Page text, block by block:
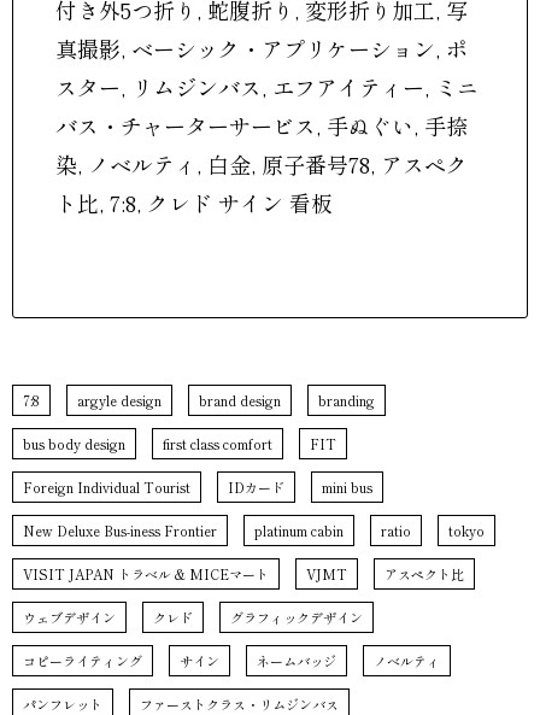
付き外5つ折り, 蛇腹折り, 変形折り加工, 写
真撮影, ベーシック・アプリケーション, ポ
スター, リムジンバス, エフアイティー, ミニ
バス・チャーターサービス, 手ぬぐい, 手捺
染, ノベルティ, 白金, 原子番号78, アスペク
ト比, 7:8, クレド サイン 看板
7:8 argyle design brand design branding
bus body design first class comfort FIT
Foreign Individual Tourist IDカード mini bus
New Deluxe Bus-iness Frontier platinum cabin ratio tokyo
VISIT JAPAN トラベル & MICEマート VJMT アスペクト比
ウェブデザイン クレド グラフィックデザイン
コピーライティング サイン ネームバッジ ノベルティ
パンフレット ファーストクラス・リムジンバス